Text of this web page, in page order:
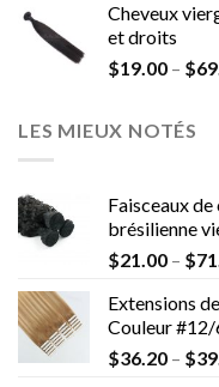
Cheveux
et droits
$19.00 – $
LES MIEUX NOTÉS
Faisceaux
brésilienne
$21.00 – $
Extensions
Couleur
$36.20 – $